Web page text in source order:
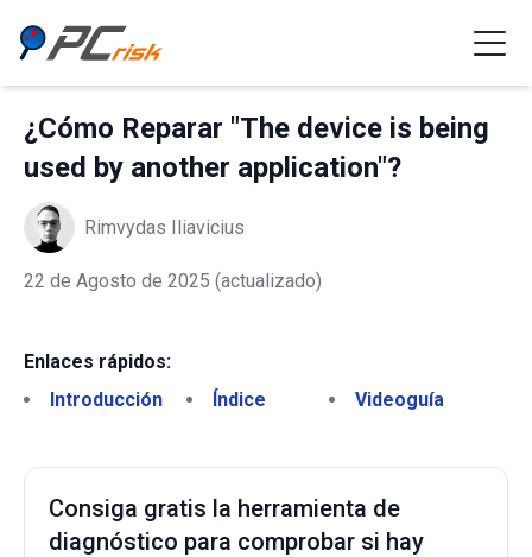
¿Cómo Reparar "The device is being
used by another application"?
Rimvydas Iliavicius
22 de Agosto de 2025 (actualizado)
Enlaces rápidos:
Introducción
Índice Videoguía
Consiga gratis la herramienta de
diagnóstico para comprobar si hay